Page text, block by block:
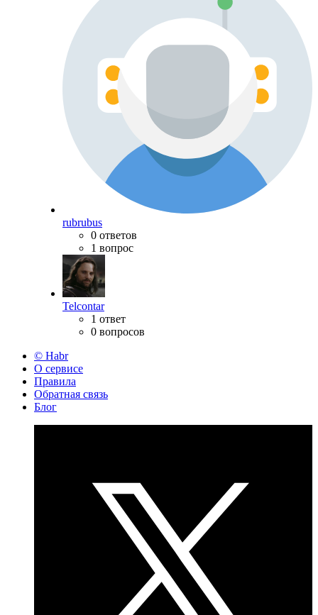
rubrubus
0 ответов
1 вопрос
Telcontar
1 ответ
0 вопросов
© Habr
О сервисе
Правила
Обратная связь
Блог